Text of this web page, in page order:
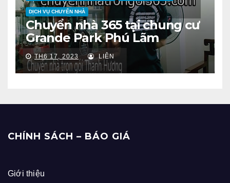
DỊCH VỤ CHUYỂN NHÀ
Chuyển nhà 365 tại chung cư
Grande Park Phú Lãm
TH6 17, 2023 LIÊN
CHÍNH SÁCH – BÁO GIÁ
Giới thiệu